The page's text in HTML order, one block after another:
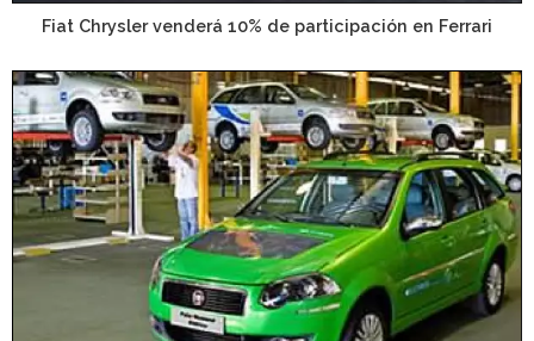
Fiat Chrysler venderá 10% de participación en Ferrari